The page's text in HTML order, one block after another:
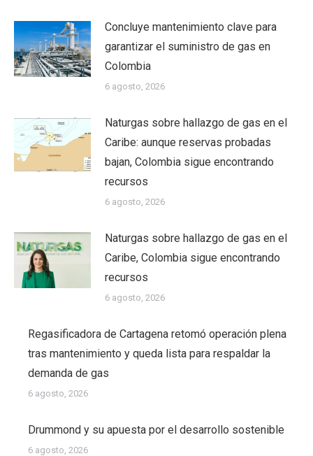
Concluye mantenimiento clave para
garantizar el suministro de gas en
Colombia
6 agosto, 2026
Naturgas sobre hallazgo de gas en el
Caribe: aunque reservas probadas
bajan, Colombia sigue encontrando
recursos
6 agosto, 2026
Naturgas sobre hallazgo de gas en el
Caribe, Colombia sigue encontrando
recursos
6 agosto, 2026
Regasificadora de Cartagena retomó operación plena
tras mantenimiento y queda lista para respaldar la
demanda de gas
6 agosto, 2026
Drummond y su apuesta por el desarrollo sostenible
6 agosto, 2026